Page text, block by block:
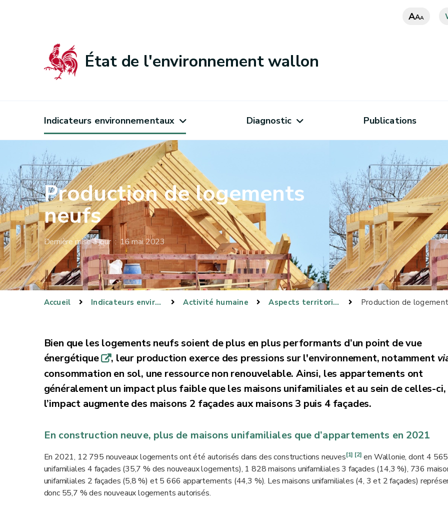
AAA
État de l'environnement wallon
Indicateurs environnementaux Diagnostic Publications
Production de logements
neufs
Dernière mise à jour : 16 mai 2023
Accueil Indicateurs environnementaux Activité humaine Aspects territoriaux Production de
Bien que les logements neufs soient de plus en plus performants d’un point de vue
énergétiqueq, leur production exerce des pressions sur l'environnement, notamment
consommation en sol, une ressource non renouvelable. Ainsi, les appartements ont
généralement un impact plus faible que les maisons unifamiliales et au sein de celles-ci,
l’impact augmente des maisons 2 façades aux maisons 3 puis 4 façades.
En construction neuve, plus de maisons unifamiliales que d’appartements en 2021
En 2021, 12 795 nouveaux logements ont été autorisés dans des constructions neuves[1] [2] en Wallonie, dont 4
unifamiliales 4 façades (35,7 % des nouveaux logements), 1 828 maisons unifamiliales 3 façades (14,3 %), 736
unifamiliales 2 façades (5,8 %) et 5 666 appartements (44,3 %). Les maisons unifamiliales (4, 3 et 2 façades)
donc 55,7 % des nouveaux logements autorisés.